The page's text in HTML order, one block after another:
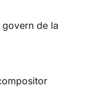
de la